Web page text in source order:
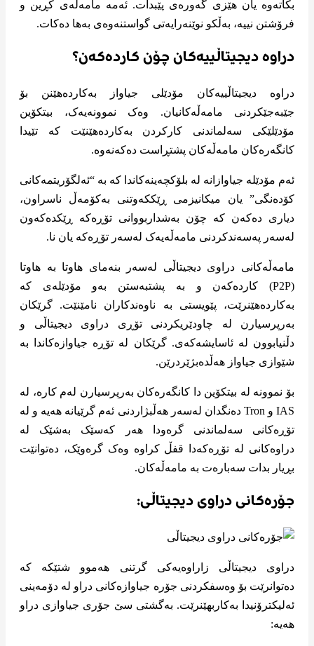
بکاتەوە یان هێزی گەورەی پێبدات. ئەمە مامەڵەی کڕین و
فرۆشتن نییە، بەڵکو نوێنەرایەتی گواستنەوەی بەها دەکات.
دراوە دیجیتاڵییەکان چۆن کاردەکەن؟
دراوە دیجیتاڵییەکان مۆدێلی جیاواز بەکاردەهێنن بۆ
جێبەجێکردنی مامەڵەکانیان. وەک نموونەیەک، بیتکۆین
مۆدێلێکی سەلماندنی کارکردن بەکاردەهێنێت کە تێیدا
کانگەرەکان مامەڵەکان پشتڕاست دەکەنەوە.
ئەم مۆدێلە جیاوازانە لە بلۆکچەینەکاندا کە بە “ئەلگۆریتمەکانی
کۆدەنگی” یان میکانیزمی ڕێککەوتنی بەکۆمەڵ ناسراون،
دیاری دەکەن کە چۆن بەشداربووانی تۆڕەکە ڕێکدەکەون
لەسەر پەسەندکردنی مامەڵەیەک لەسەر تۆڕەکە یان نا.
مامەڵەکانی دراوی دیجیتاڵی لەسەر بنەمای هاوتا بە هاوتا
(P2P) کاردەکەن و بە پشتبەستن بەو مۆدێلەی کە
بەکاردەهێنرێت، پێویستی بە ناوەندکاران نامێنێت. گرێکان
بەرپرسیارن لە چاودێریکردنی تۆڕی دراوی دیجیتاڵی و
دڵنیابوون لە ئاسایشەکەی. گرێکان لە تۆڕە جیاوازەکاندا بە
شێوازی جیاواز هەڵدەبژێردرێن.
بۆ نموونە لە بیتکۆین دا کانگەرەکان بەرپرسیارن لەم کارە، لە
IAS و Tron دەنگدان لەسەر هەڵبژاردنی ئەم گرێیانە هەیە و لە
تۆڕەکانی سەلماندنی گرەودا هەر کەسێک بەشێک لە
دراوەکانی لە تۆڕەکەدا قفڵ کراوە وەک گرەوێک، دەتوانێت
بڕیار بدات سەبارەت بە مامەڵەکان.
جۆرەکانی دراوی دیجیتاڵی:
دراوی دیجیتاڵی زاراوەیەکی گرتنی هەموو شتێکە کە
دەتوانرێت بۆ وەسفکردنی جۆرە جیاوازەکانی دراو لە دۆمەینی
ئەلیکترۆنیدا بەکاربهێنرێت. بەگشتی سێ جۆری جیاوازی دراو
هەیە: